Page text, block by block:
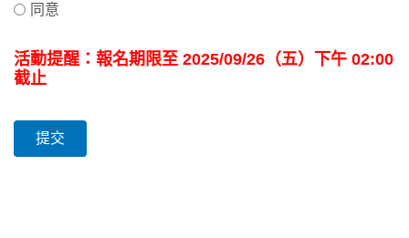
同意
活動提醒：報名期限至 2025/09/26（五）下午 02:00
截止